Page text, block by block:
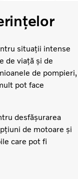
situații intense
de viață și de
de pompieri,
pot face
desfășurarea
de motoare și
care pot fi